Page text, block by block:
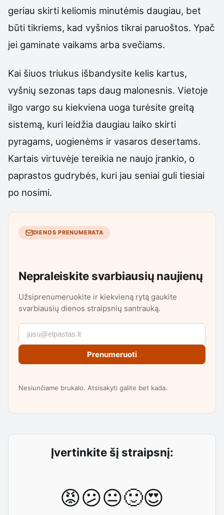
geriau skirti keliomis minutėmis daugiau, bet
būti tikriems, kad vyšnios tikrai paruoštos. Ypač
jei gaminate vaikams arba svečiams.
Kai šiuos triukus išbandysite kelis kartus,
vyšnių sezonas taps daug malonesnis. Vietoje
ilgo vargo su kiekviena uoga turėsite greitą
sistemą, kuri leidžia daugiau laiko skirti
pyragams, uogienėms ir vasaros desertams.
Kartais virtuvėje tereikia ne naujo įrankio, o
paprastos gudrybės, kuri jau seniai guli tiesiai
po nosimi.
DIENOS PRENUMERATA
Nepraleiskite svarbiausių naujienų
Užsiprenumeruokite ir kiekvieną rytą gaukite
svarbiausių dienos straipsnių santrauką.
Prenumeruoti
Nesiunčiame brukalo. Atsisakyti galite bet kada.
Įvertinkite šį straipsnį:
😡😕😐🙂😍